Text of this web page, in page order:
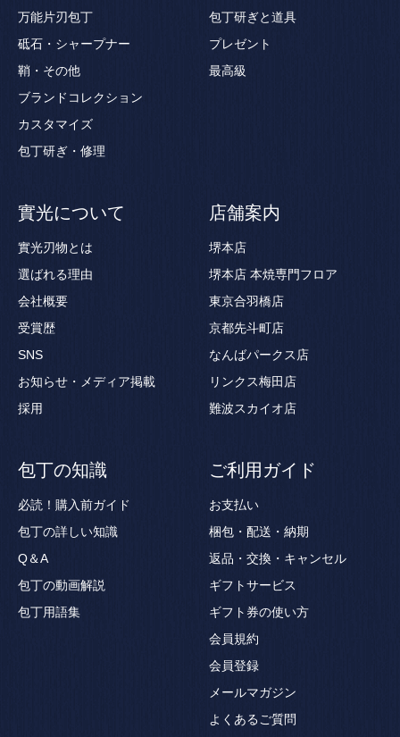
万能片刃包丁
砥石・シャープナー
鞘・その他
ブランドコレクション
カスタマイズ
包丁研ぎ・修理
包丁研ぎと道具
プレゼント
最高級
實光について
實光刃物とは
選ばれる理由
会社概要
受賞歴
SNS
お知らせ・メディア掲載
採用
店舗案内
堺本店
堺本店 本焼専門フロア
東京合羽橋店
京都先斗町店
なんばパークス店
リンクス梅田店
難波スカイオ店
包丁の知識
必読！購入前ガイド
包丁の詳しい知識
Q＆A
包丁の動画解説
包丁用語集
ご利用ガイド
お支払い
梱包・配送・納期
返品・交換・キャンセル
ギフトサービス
ギフト券の使い方
会員規約
会員登録
メールマガジン
よくあるご質問